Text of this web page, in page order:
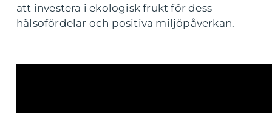
att investera i ekologisk frukt för dess
hälsofördelar och positiva miljöpåverkan.